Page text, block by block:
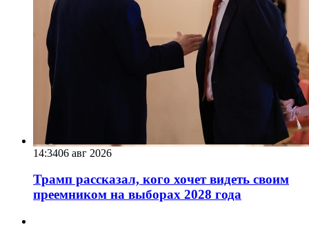
14:3406 авг 2026
Трамп рассказал, кого хочет видеть своим
преемником на выборах 2028 года